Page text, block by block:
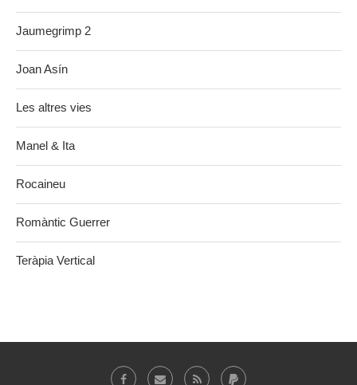
Jaumegrimp 2
Joan Asín
Les altres vies
Manel & Ita
Rocaineu
Romàntic Guerrer
Teràpia Vertical